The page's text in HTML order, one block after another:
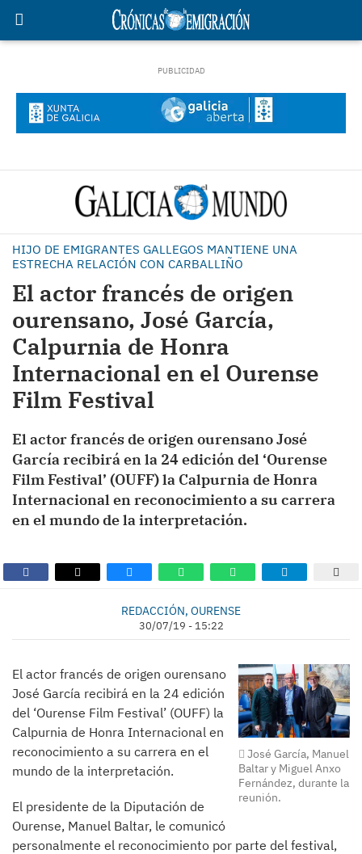
HIJO DE EMIGRANTES GALLEGOS MANTIENE UNA
ESTRECHA RELACIÓN CON CARBALLIÑO
El actor francés de origen
ourensano, José García,
Calpurnia de Honra
Internacional en el Ourense
Film Festival
El actor francés de origen ourensano José
García recibirá en la 24 edición del ‘Ourense
Film Festival’ (OUFF) la Calpurnia de Honra
Internacional en reconocimiento a su carrera
en el mundo de la interpretación.
REDACCIÓN, OURENSE
30/07/19 - 15:22
José García, Manuel
Baltar y Miguel Anxo
Fernández, durante la
reunión.
El actor francés de origen ourensano
José García recibirá en la 24 edición
del ‘Ourense Film Festival’ (OUFF) la
Calpurnia de Honra Internacional en
reconocimiento a su carrera en el
mundo de la interpretación.
El presidente de la Diputación de
Ourense, Manuel Baltar, le comunicó
personalmente el reconocimiento por parte del festival,